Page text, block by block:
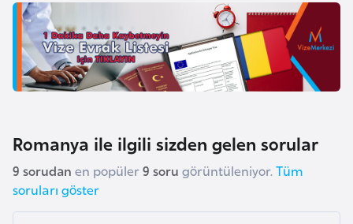
Romanya ile ilgili sizden gelen sorular
9 sorudan en popüler9 soru görüntüleniyor. Tüm
soruları göster
a
r
i
s
t
E
r